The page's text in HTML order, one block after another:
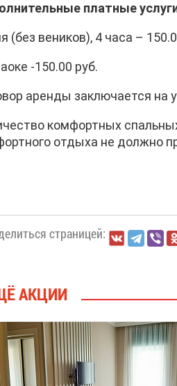
платные
(без веников), 4 часа –
-150.00 руб.
аренды заключается на
комфортных
отдыха не должно
страницей:
АКЦИИ